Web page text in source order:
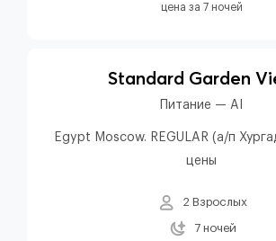
цена за 7 ночей
Standard Garden
Питание — AI
Egypt Moscow. REGULAR (а/п
цены
2 Взрослых
7 ночей